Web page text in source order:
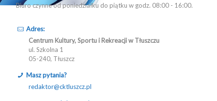
Biuro czynne od poniedziałku do piątku w godz. 08:00 - 16:00.
Adres:
Centrum Kultury, Sportu i Rekreacji w Tłuszczu
ul. Szkolna 1
05-240, Tłuszcz
Masz pytania?
redaktor@cktluszcz.pl